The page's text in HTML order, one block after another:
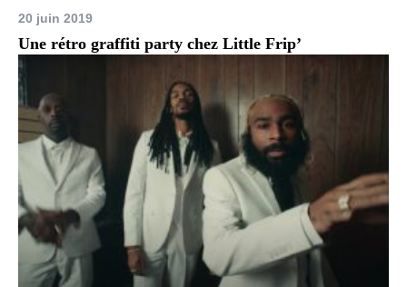
20 juin 2019
Une rétro graffiti party chez Little Frip’